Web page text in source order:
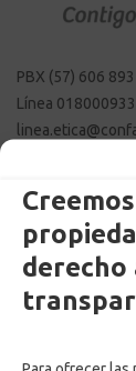
derecho
PBX (57) 606
Línea
pqrsf@confa.co
Caldas –